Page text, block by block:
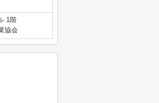
1階
協会